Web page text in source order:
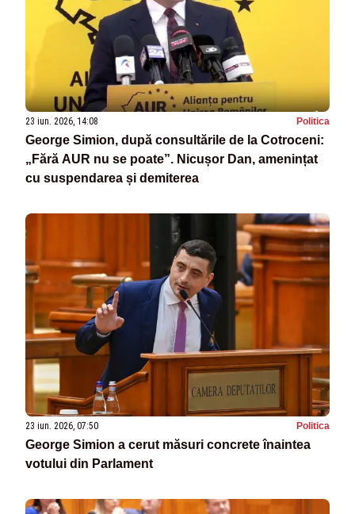
23 iun. 2026, 14:08 Politica
George Simion, după consultările de la Cotroceni:
„Fără AUR nu se poate”. Nicușor Dan, amenințat
cu suspendarea și demiterea
23 iun. 2026, 07:50 Politica
George Simion a cerut măsuri concrete înaintea
votului din Parlament